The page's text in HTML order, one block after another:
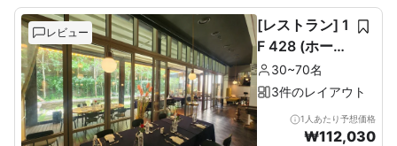
レビュー
[レストラン] 1
F 428 (ホール
60席+ルーム1
0席)
30~70名
3件のレイアウト
1人あたり予想価格
₩112,030